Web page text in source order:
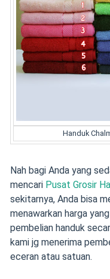
Handuk
Nah bagi Anda yang
mencari Pusat Grosir
sekitarnya, Anda bisa
menawarkan harga
pembelian handuk
kami jg menerima
eceran atau satuan.